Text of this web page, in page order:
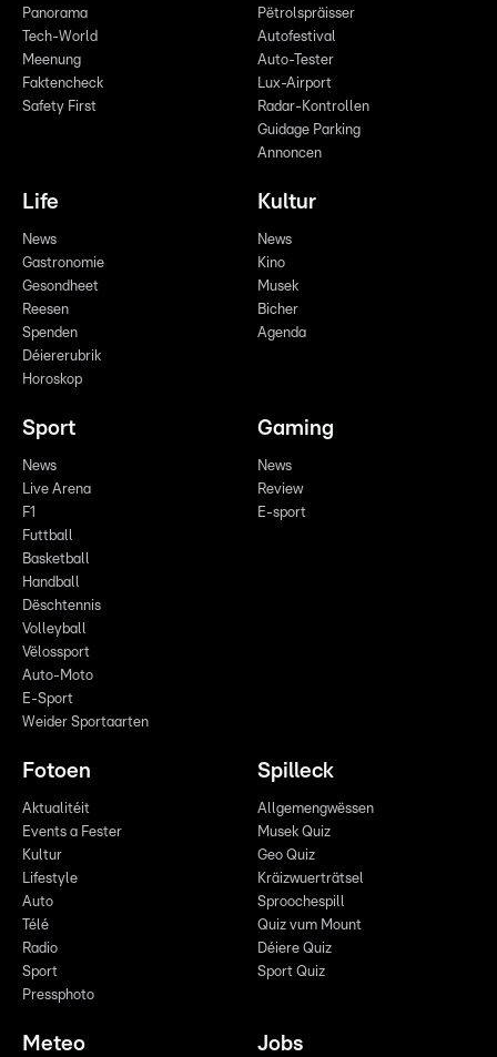
Panorama
Tech-World
Meenung
Faktencheck
Safety First
Pëtrolspräisser
Autofestival
Auto-Tester
Lux-Airport
Radar-Kontrollen
Guidage Parking
Annoncen
Life
News
Gastronomie
Gesondheet
Reesen
Spenden
Déiererubrik
Horoskop
Kultur
News
Kino
Musek
Bicher
Agenda
Sport
News
Live Arena
F1
Futtball
Basketball
Handball
Dëschtennis
Volleyball
Vëlossport
Auto-Moto
E-Sport
Weider Sportaarten
Gaming
News
Review
E-sport
Fotoen
Aktualitéit
Events a Fester
Kultur
Lifestyle
Auto
Télé
Radio
Sport
Pressphoto
Spilleck
Allgemengwëssen
Musek Quiz
Geo Quiz
Kräizwuerträtsel
Sproochespill
Quiz vum Mount
Déiere Quiz
Sport Quiz
Meteo Jobs